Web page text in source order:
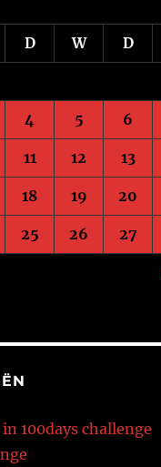
D W D
4 5 6
11 12 13
18 19 20
25 26 27
100days challenge